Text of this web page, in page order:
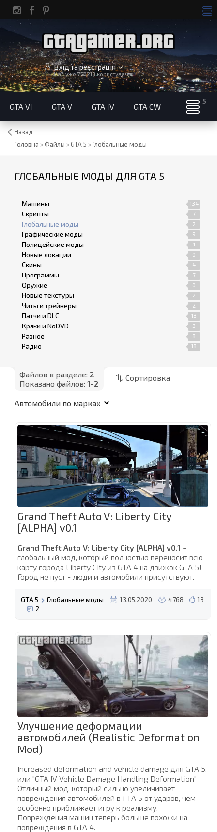
Вхід та реєстрація
Нас уже750213користувачів!
GTA VI GTA V GTA IV GTA CW
Назад
Головна »Файлы » GTA 5 »Глобальные моды
ГЛОБАЛЬНЫЕ МОДЫ ДЛЯ GTA 5
Машины 134
Скрипты 7
Глобальные моды 2
Графические моды 9
Полицейские моды 1
Новые локации 0
Скины 4
Программы 7
Оружие 0
Новые текстуры 2
Читы и трейнеры 2
Патчи и DLC 13
Кряки и NoDVD 3
Разное 8
Радио 18
Файлов в разделе: 2
Показано файлов: 1-2
Сортировка
Grand Theft Auto V: Liberty City
[ALPHA] v0.1
Grand Theft Auto V: Liberty City [ALPHA] v0.1 -
глобальный мод, который полностью переносит всю
карту города Liberty City из GTA 4 на движок GTA 5!
Город не пуст - люди и автомобили присутствуют.
13
GTA 5 Глобальные моды 13.05.2020
4768
2
Улучшение деформации
автомобилей (Realistic Deformation
Mod)
Increased deformation and vehicle damage для GTA 5,
или "GTA IV Vehicle Damage Handling Deformation"
Отличный мод, который сильно увеличивает
повреждения автомобилей в ГТА 5 от ударов, чем
особенно приближает игру к реализму.
Повреждения машин теперь больше похожи на
повреждения в GTA 4.